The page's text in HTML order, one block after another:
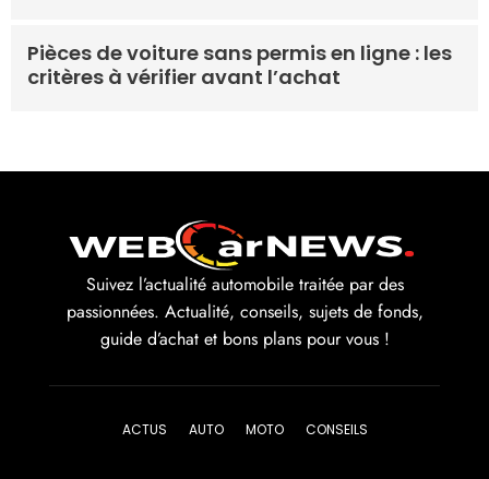
Pièces de voiture sans permis en ligne : les
critères à vérifier avant l’achat
Suivez l’actualité automobile traitée par des
passionnées. Actualité, conseils, sujets de fonds,
guide d’achat et bons plans pour vous !
ACTUS AUTO MOTO CONSEILS